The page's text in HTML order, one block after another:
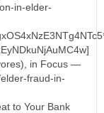
in-elder-
in Focus —
fraud-in-
to Your Bank